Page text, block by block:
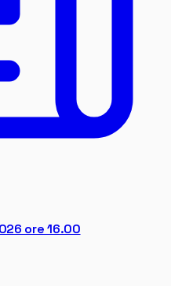
ore 16.00